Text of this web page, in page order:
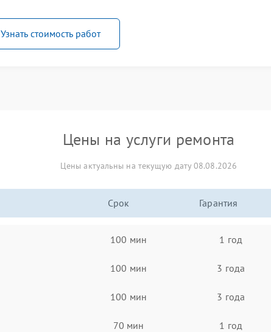
Узнать стоимость работ
Цены на услуги ремонта
Цены актуальны на текущую дату 08.08.2026
Срок Гарантия
100 мин 1 год
100 мин 3 года
100 мин 3 года
70 мин 1 год